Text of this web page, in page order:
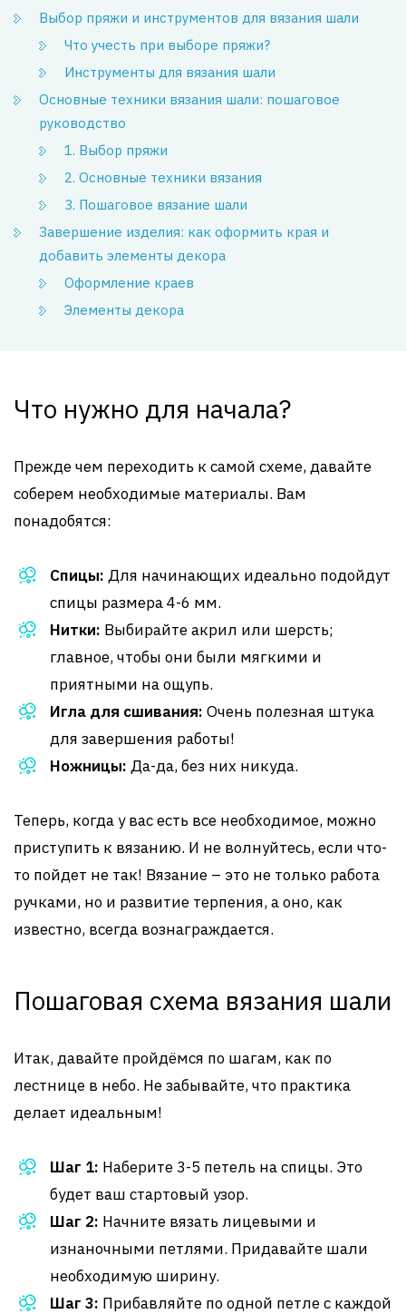
Выбор пряжи и инструментов для вязания шали
Что учесть при выборе пряжи?
Инструменты для вязания шали
Основные техники вязания шали: пошаговое
руководство
1. Выбор пряжи
2. Основные техники вязания
3. Пошаговое вязание шали
Завершение изделия: как оформить края и
добавить элементы декора
Оформление краев
Элементы декора
Что нужно для начала?
Прежде чем переходить к самой схеме, давайте
соберем необходимые материалы. Вам
понадобятся:
Спицы: Для начинающих идеально подойдут
спицы размера 4-6 мм.
Нитки: Выбирайте акрил или шерсть;
главное, чтобы они были мягкими и
приятными на ощупь.
Игла для сшивания: Очень полезная штука
для завершения работы!
Ножницы: Да-да, без них никуда.
Теперь, когда у вас есть все необходимое, можно
приступить к вязанию. И не волнуйтесь, если что-
то пойдет не так! Вязание – это не только работа
ручками, но и развитие терпения, а оно, как
известно, всегда вознаграждается.
Пошаговая схема вязания шали
Итак, давайте пройдёмся по шагам, как по
лестнице в небо. Не забывайте, что практика
делает идеальным!
Шаг 1: Наберите 3-5 петель на спицы. Это
будет ваш стартовый узор.
Шаг 2: Начните вязать лицевыми и
изнаночными петлями. Придавайте шали
необходимую ширину.
Шаг 3: Прибавляйте по одной петле с каждой